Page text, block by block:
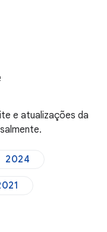
e atualizações da
2024